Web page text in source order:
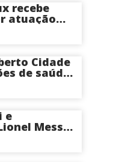
recebe
atuação
Cidade
de saúde
e
Messi,